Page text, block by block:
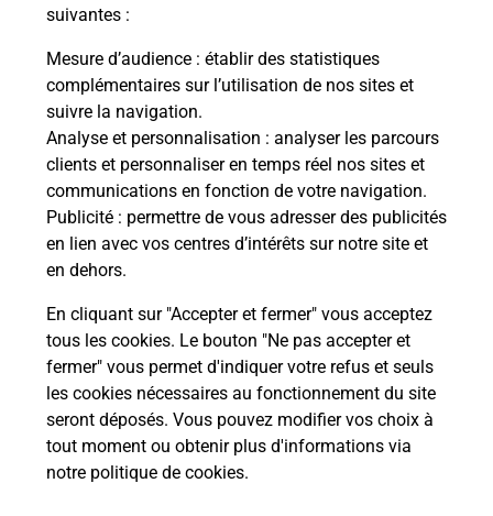
suivantes :
Mesure d’audience : établir des statistiques
complémentaires sur l’utilisation de nos sites et
suivre la navigation.
Analyse et personnalisation : analyser les parcours
clients et personnaliser en temps réel nos sites et
communications en fonction de votre navigation.
Publicité : permettre de vous adresser des publicités
en lien avec vos centres d’intérêts sur notre site et
en dehors.
En cliquant sur "Accepter et fermer" vous acceptez
tous les cookies. Le bouton "Ne pas accepter et
fermer" vous permet d'indiquer votre refus et seuls
les cookies nécessaires au fonctionnement du site
seront déposés. Vous pouvez modifier vos choix à
tout moment ou obtenir plus d'informations via
notre politique de cookies.
Boîte aux lettres La Poste
Prochaine collecte du courriervendredià
08h30
15 Rue Des Petits Marais
03140 Barberier
Le lien s'ouvre dans un nouvel onglet
Localiser Liste Boîtes aux lettres Allier Barberier